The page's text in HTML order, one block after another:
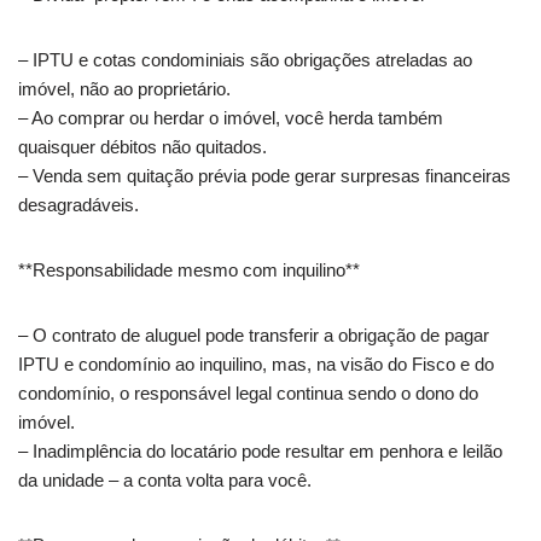
– IPTU e cotas condominiais são obrigações atreladas ao
imóvel, não ao proprietário.
– Ao comprar ou herdar o imóvel, você herda também
quaisquer débitos não quitados.
– Venda sem quitação prévia pode gerar surpresas financeiras
desagradáveis.
**Responsabilidade mesmo com inquilino**
– O contrato de aluguel pode transferir a obrigação de pagar
IPTU e condomínio ao inquilino, mas, na visão do Fisco e do
condomínio, o responsável legal continua sendo o dono do
imóvel.
– Inadimplência do locatário pode resultar em penhora e leilão
da unidade – a conta volta para você.